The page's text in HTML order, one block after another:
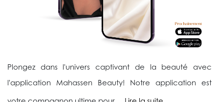
Plongez dans l'univers captivant de la beauté avec
l'application Mahassen Beauty! Notre application est